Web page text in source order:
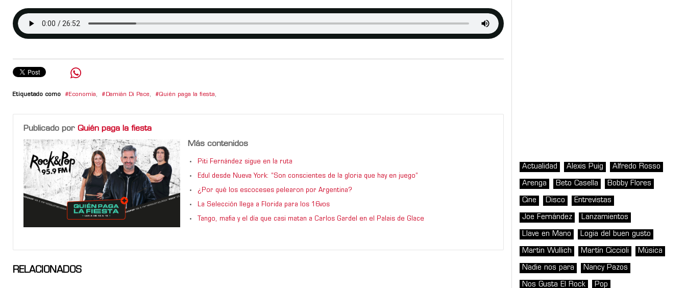
Etiquetado como Economía, Damián Di Pace, Quién paga la fiesta,
Publicado por Quién paga la fiesta
Más contenidos
Piti Fernández sigue en la ruta
Edul desde Nueva York: “Son conscientes de la gloria que hay en juego”
¿Por qué los escoceses pelearon por Argentina?
La Selección llega a Florida para los 16vos
Tango, mafia y el día que casi matan a Carlos Gardel en el Palais de Glace
RELACIONADOS
Actualidad Alexis Puig Alfredo Rosso
Arenga Beto Casella Bobby Flores
Cine Disco Entrevistas
Joe Fernández Lanzamientos
Llave en Mano Logia del buen gusto
Martin Wullich Martín Ciccioli Música
Nadie nos para Nancy Pazos
Nos Gusta El Rock Pop